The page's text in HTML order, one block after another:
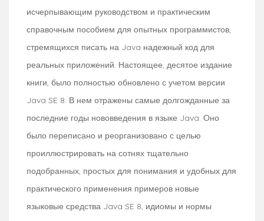
исчерпывающим руководством и практическим
справочным пособием для опытных программистов,
стремящихся писать на Java надежный код для
реальных приложений. Настоящее, десятое издание
книги, было полностью обновлено с учетом версии
Java SE 8. В нем отражены самые долгожданные за
последние годы нововведения в языке Java. Оно
было переписано и реорганизовано с целью
проиллюстрировать на сотнях тщательно
подобранных, простых для понимания и удобных для
практического применения примеров новые
языковые средства Java SE 8, идиомы и нормы